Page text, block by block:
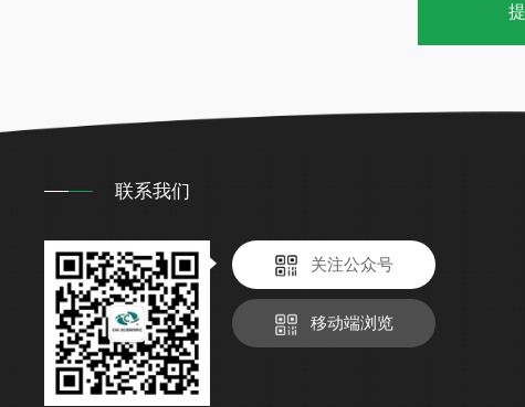
联系我们
关注公众号
移动端浏览